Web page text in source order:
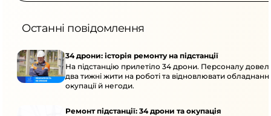
Останні повідомлення
34 дрони: історія ремонту на підстанції
На підстанцію прилетіло 34 дрони. Персоналу
два тижні жити на роботі та відновлювати
окупації й негоди.
Ремонт підстанції: 34 дрони та окупація